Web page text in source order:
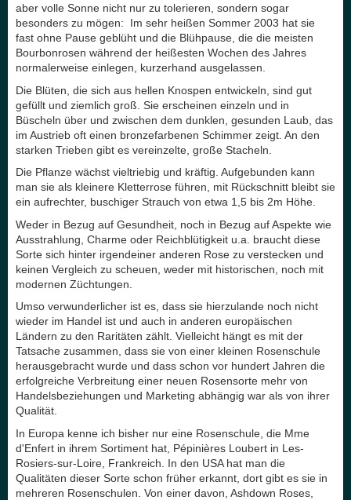
aber volle Sonne nicht nur zu tolerieren, sondern sogar
besonders zu mögen: Im sehr heißen Sommer 2003 hat sie
fast ohne Pause geblüht und die Blühpause, die die meisten
Bourbonrosen während der heißesten Wochen des Jahres
normalerweise einlegen, kurzerhand ausgelassen.
Die Blüten, die sich aus hellen Knospen entwickeln, sind gut
gefüllt und ziemlich groß. Sie erscheinen einzeln und in
Büscheln über und zwischen dem dunklen, gesunden Laub, das
im Austrieb oft einen bronzefarbenen Schimmer zeigt. An den
starken Trieben gibt es vereinzelte, große Stacheln.
Die Pflanze wächst vieltriebig und kräftig. Aufgebunden kann
man sie als kleinere Kletterrose führen, mit Rückschnitt bleibt sie
ein aufrechter, buschiger Strauch von etwa 1,5 bis 2m Höhe.
Weder in Bezug auf Gesundheit, noch in Bezug auf Aspekte wie
Ausstrahlung, Charme oder Reichblütigkeit u.a. braucht diese
Sorte sich hinter irgendeiner anderen Rose zu verstecken und
keinen Vergleich zu scheuen, weder mit historischen, noch mit
modernen Züchtungen.
Umso verwunderlicher ist es, dass sie hierzulande noch nicht
wieder im Handel ist und auch in anderen europäischen
Ländern zu den Raritäten zählt. Vielleicht hängt es mit der
Tatsache zusammen, dass sie von einer kleinen Rosenschule
herausgebracht wurde und dass schon vor hundert Jahren die
erfolgreiche Verbreitung einer neuen Rosensorte mehr von
Handelsbeziehungen und Marketing abhängig war als von ihrer
Qualität.
In Europa kenne ich bisher nur eine Rosenschule, die Mme
d'Enfert in ihrem Sortiment hat, Pépinières Loubert in Les-
Rosiers-sur-Loire, Frankreich. In den USA hat man die
Qualitäten dieser Sorte schon früher erkannt, dort gibt es sie in
mehreren Rosenschulen. Von einer davon, Ashdown Roses,